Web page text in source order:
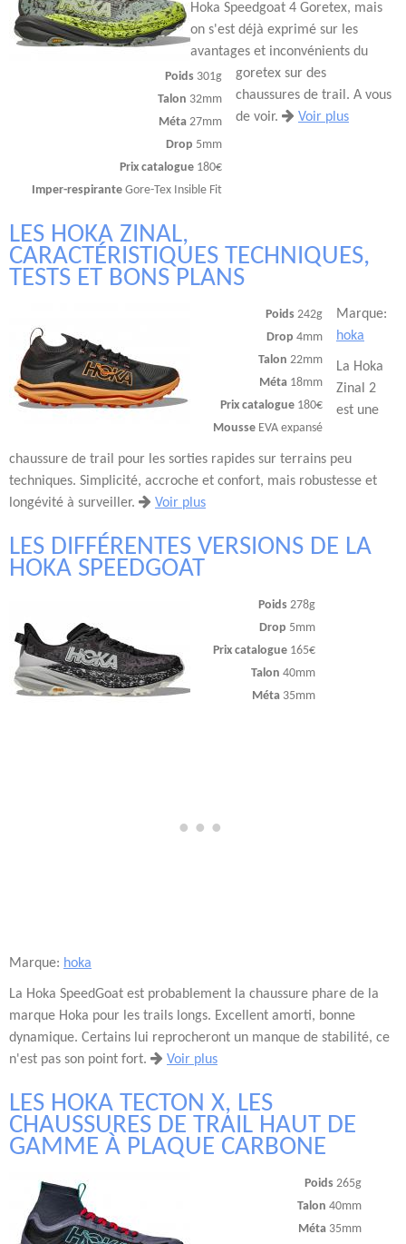
Poids 301g
Talon 32mm
Méta 27mm
Drop 5mm
Prix catalogue 180€
Imper-respirante Gore-Tex Insible Fit
Hoka Speedgoat 4 Goretex, mais
on s'est déjà exprimé sur les
avantages et inconvénients du
goretex sur des
chaussures de trail. A vous
de voir.
Voir plus
LES HOKA ZINAL,
CARACTÉRISTIQUES TECHNIQUES,
TESTS ET BONS PLANS
Poids 242g
Drop 4mm
Talon 22mm
Méta 18mm
Prix catalogue 180€
Mousse EVA expansé
Marque:
hoka
La Hoka
Zinal 2
est une
chaussure de trail pour les sorties rapides sur terrains peu
techniques. Simplicité, accroche et confort, mais robustesse et
longévité à surveiller.
Voir plus
LES DIFFÉRENTES VERSIONS DE LA
HOKA SPEEDGOAT
Poids 278g
Drop 5mm
Prix catalogue 165€
Talon 40mm
Méta 35mm
Marque: hoka
La Hoka SpeedGoat est probablement la chaussure phare de la
marque Hoka pour les trails longs. Excellent amorti, bonne
dynamique. Certains lui reprocheront un manque de stabilité, ce
n'est pas son point fort.
Voir plus
LES HOKA TECTON X, LES
CHAUSSURES DE TRAIL HAUT DE
GAMME À PLAQUE CARBONE
Poids 265g
Talon 40mm
Méta 35mm